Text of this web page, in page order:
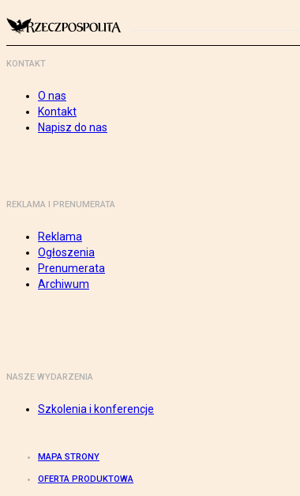
KONTAKT
O nas
Kontakt
Napisz do nas
REKLAMA I PRENUMERATA
Reklama
Ogłoszenia
Prenumerata
Archiwum
NASZE WYDARZENIA
Szkolenia i konferencje
MAPA STRONY
OFERTA PRODUKTOWA